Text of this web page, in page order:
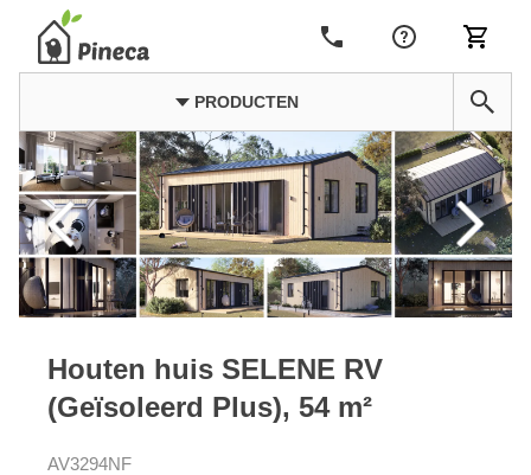
PRODUCTEN
Houten huis SELENE RV
(Geïsoleerd Plus), 54 m²
AV3294NF